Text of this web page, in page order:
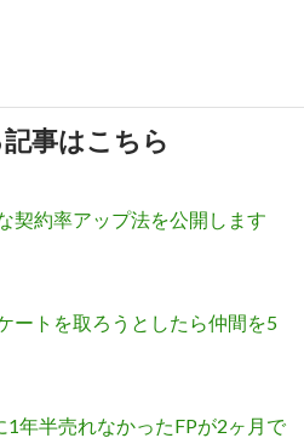
事はこちら
契約率アップ法を公開します
ートを取ろうとしたら仲間を5
んでくれた」と報告がありまし
1年半売れなかったFPが2ヶ月で